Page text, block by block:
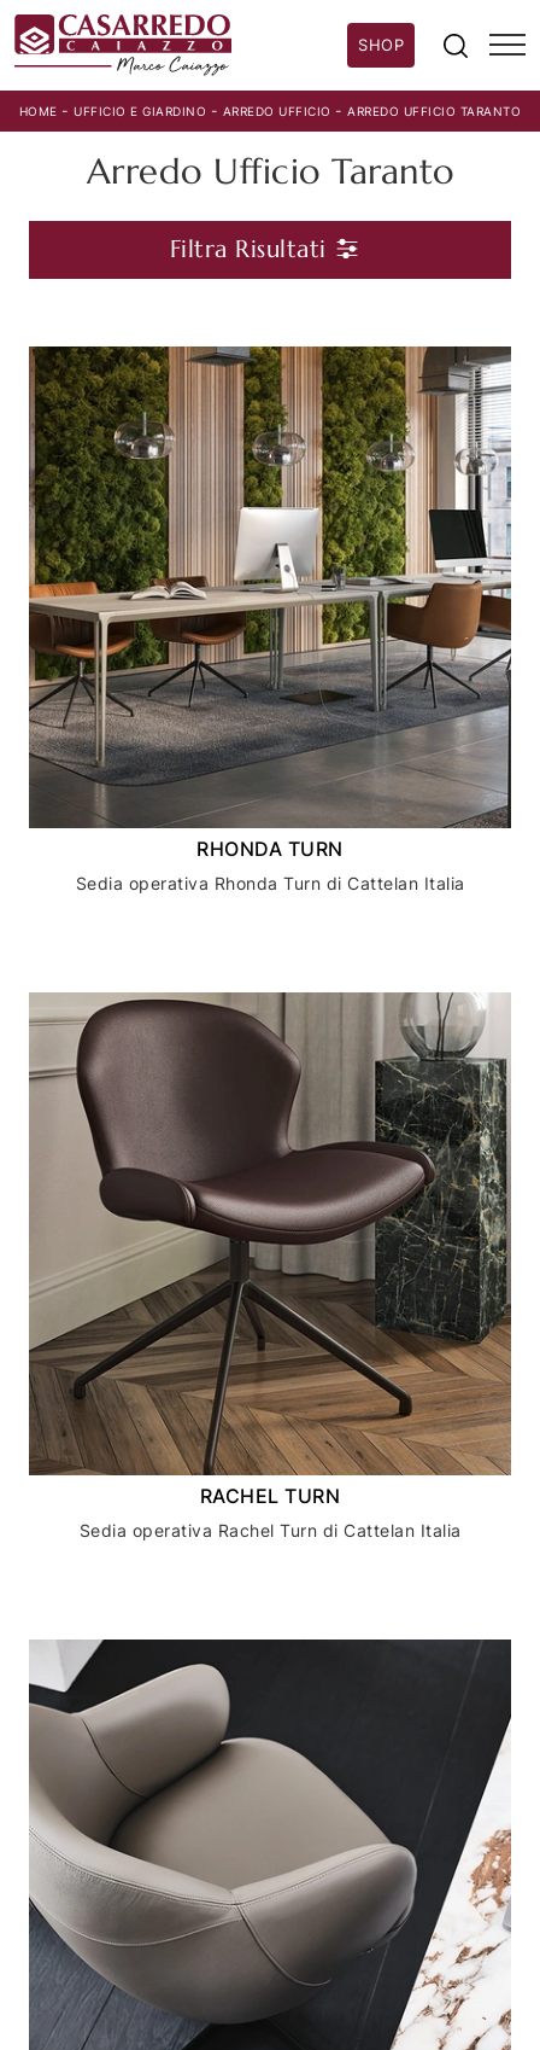
SHOP
HOME -UFFICIO E GIARDINO - ARREDO UFFICIO -ARREDO UFFICIO TARANTO
Arredo Ufficio Taranto
Filtra Risultati
RHONDA TURN
Sedia operativa Rhonda Turn di Cattelan Italia
RACHEL TURN
Sedia operativa Rachel Turn di Cattelan Italia